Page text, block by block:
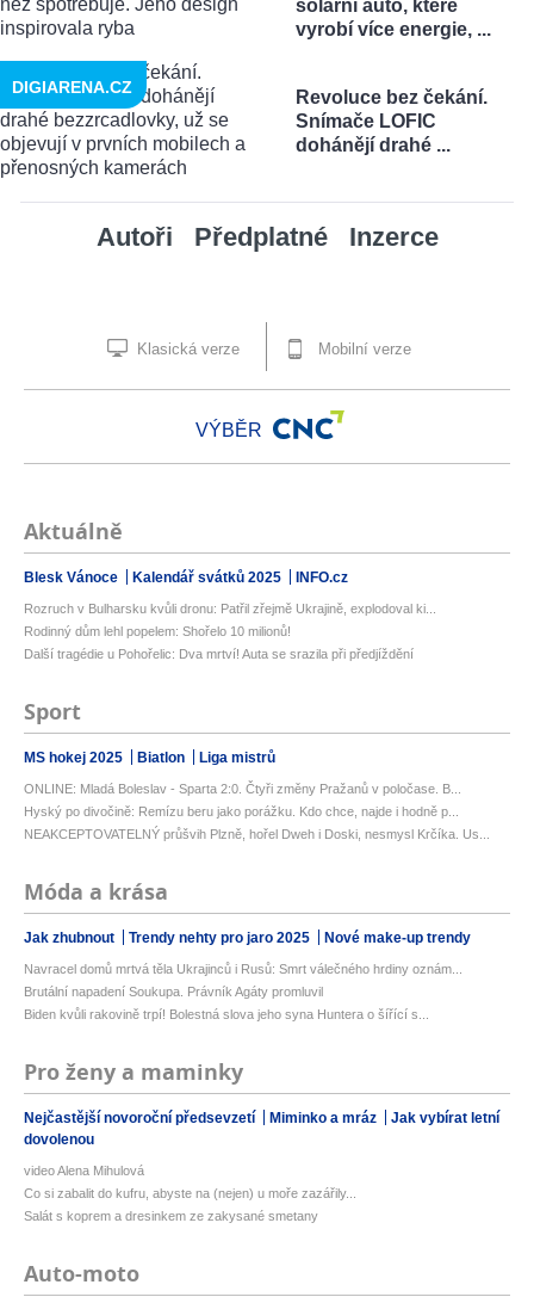
solární auto, které
vyrobí více energie, ...
Revoluce bez čekání.
Snímače LOFIC
dohánějí drahé ...
DIGIARENA.CZ
Autoři Předplatné Inzerce
Klasická verze Mobilní verze
VÝBĚR
Aktuálně
Blesk Vánoce Kalendář svátků 2025 INFO.cz
Rozruch v Bulharsku kvůli dronu: Patřil zřejmě Ukrajině, explodoval ki...
Rodinný dům lehl popelem: Shořelo 10 milionů!
Další tragédie u Pohořelic: Dva mrtví! Auta se srazila při předjíždění
Sport
MS hokej 2025 Biatlon Liga mistrů
ONLINE: Mladá Boleslav - Sparta 2:0. Čtyři změny Pražanů v poločase. B...
Hyský po divočině: Remízu beru jako porážku. Kdo chce, najde i hodně p...
NEAKCEPTOVATELNÝ průšvih Plzně, hořel Dweh i Doski, nesmysl Krčíka. Us...
Móda a krása
Jak zhubnout Trendy nehty pro jaro 2025 Nové make-up trendy
Navracel domů mrtvá těla Ukrajinců i Rusů: Smrt válečného hrdiny oznám...
Brutální napadení Soukupa. Právník Agáty promluvil
Biden kvůli rakovině trpí! Bolestná slova jeho syna Huntera o šířící s...
Pro ženy a maminky
Nejčastější novoroční předsevzetí Miminko a mráz
Jak vybírat letní
dovolenou
video Alena Mihulová
Co si zabalit do kufru, abyste na (nejen) u moře zazářily...
Salát s koprem a dresinkem ze zakysané smetany
Auto-moto